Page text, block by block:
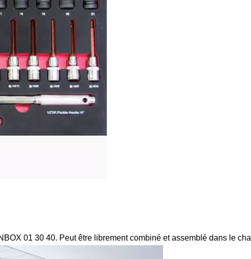
01 30 40. Peut être librement combiné et assemblé dans le